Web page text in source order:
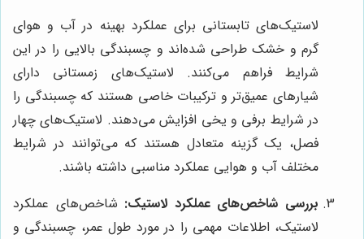
لاستیک‌های تابستانی برای عملکرد بهینه در آب و هوای
گرم و خشک طراحی شده‌اند و چسبندگی بالایی را در این
شرایط فراهم می‌کنند. لاستیک‌های زمستانی دارای
شیارهای عمیق‌تر و ترکیبات خاصی هستند که چسبندگی را
در شرایط برفی و یخی افزایش می‌دهند. لاستیک‌های چهار
فصل، یک گزینه متعادل هستند که می‌توانند در شرایط
مختلف آب و هوایی عملکرد مناسبی داشته باشند.
بررسی شاخص‌های عملکرد لاستیک: شاخص‌های عملکرد
لاستیک، اطلاعات مهمی را در مورد طول عمر، چسبندگی و